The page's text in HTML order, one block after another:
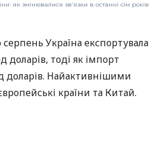
як змінювалися зв’язки в останні сім років
серпень Україна експортувала
доларів, тоді як імпорт
доларів. Найактивнішими
країни та Китай.